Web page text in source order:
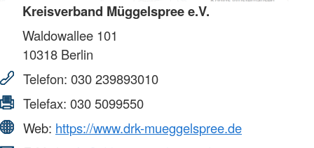
Kreisverband Müggelspree e.V.
Waldowallee 101
10318 Berlin
Telefon: 030 239893010
Telefax: 030 5099550
Web: https://www.drk-mueggelspree.de